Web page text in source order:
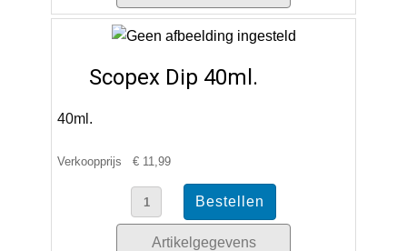
Scopex Dip 40ml.
40ml.
Verkoopprijs € 11,99
Artikelgegevens